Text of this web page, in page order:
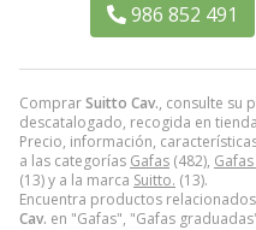
ComprarSuitto Cav., consulte su
descatalogado, recogida en
Precio, información,
a las categorías Gafas (482),
(13) y a la marca Suitto. (13).
Encuentra productos
Cav. en "Gafas", "Gafas
986 852 491